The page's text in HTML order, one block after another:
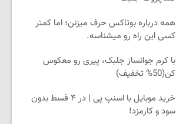
همه درباره بوتاکس حرف میزنن؛ اما کمتر
کسی این راه رو میشناسه.
با کرم جوانساز جلبک، پیری رو معکوس
کن(50% تخفیف)
خرید موبایل با اسنپ پی | در ۴ قسط بدون
سود و کارمزد!